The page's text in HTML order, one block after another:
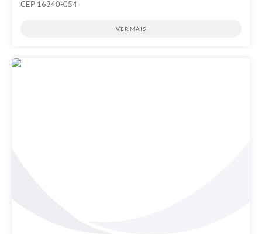
CEP 16340-054
VER MAIS